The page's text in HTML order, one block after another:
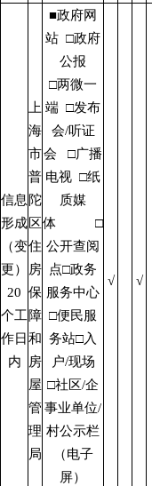
信息
形成
（变
更）
20
个工
作日
内
上
海
市
普
陀
区
住
房
保
障
和
房
屋
管
理
局
■政府网
站 □政府
公报
□两微一
端 □发布
会/听证
会 □广播
电视 □纸
质媒
体 □
公开查阅
点□政务
服务中心
□便民服
务站□入
户/现场
□社区/企
事业单位/
村公示栏
（电子
屏）
√ √